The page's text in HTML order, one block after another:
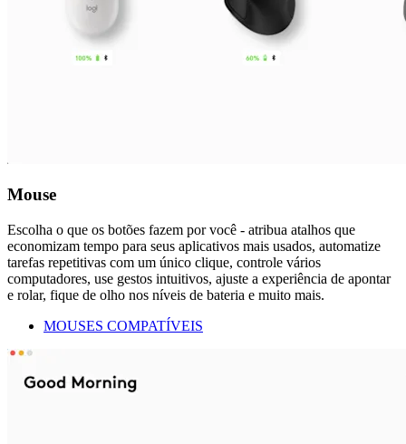
Mouse
Escolha o que os botões fazem por você - atribua atalhos que
economizam tempo para seus aplicativos mais usados, automatize
tarefas repetitivas com um único clique, controle vários
computadores, use gestos intuitivos, ajuste a experiência de apontar
e rolar, fique de olho nos níveis de bateria e muito mais.
MOUSES COMPATÍVEIS